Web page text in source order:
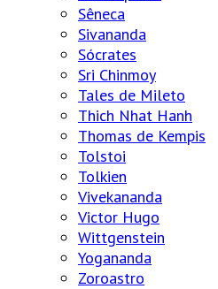
Sêneca
Sivananda
Sócrates
Sri Chinmoy
Tales de Mileto
Thich Nhat Hanh
Thomas de Kempis
Tolstoi
Tolkien
Vivekananda
Victor Hugo
Wittgenstein
Yogananda
Zoroastro